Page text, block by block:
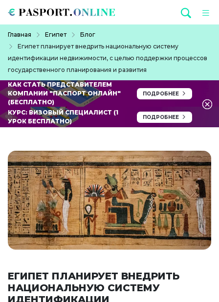
Главная Египет
Блог
Египет планирует внедрить национальную систему
идентификации недвижимости, с целью поддержки процессов
государственного планирования и развития
КАК СТАТЬ ПРЕДСТАВИТЕЛЕМ
КОМПАНИИ "ПАСПОРТ ОНЛАЙН"
(БЕСПЛАТНО)
ПОДРОБНЕЕ
КУРС: ВИЗОВЫЙ СПЕЦИАЛИСТ (1
УРОК БЕСПЛАТНО)
ПОДРОБНЕЕ
ЕГИПЕТ ПЛАНИРУЕТ ВНЕДРИТЬ
НАЦИОНАЛЬНУЮ СИСТЕМУ